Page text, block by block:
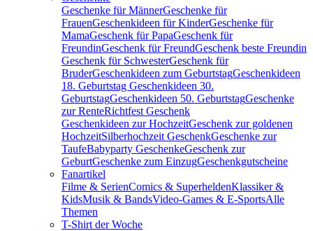
Geschenke für MännerGeschenke für
FrauenGeschenkideen für KinderGeschenke für
MamaGeschenk für PapaGeschenk für
FreundinGeschenk für FreundGeschenk beste Freundin
Geschenk für SchwesterGeschenk für
BruderGeschenkideen zum GeburtstagGeschenkideen
18. Geburtstag Geschenkideen 30.
GeburtstagGeschenkideen 50. GeburtstagGeschenke
zur RenteRichtfest Geschenk
Geschenkideen zur HochzeitGeschenk zur goldenen
HochzeitSilberhochzeit GeschenkGeschenke zur
TaufeBabyparty GeschenkeGeschenk zur
GeburtGeschenke zum EinzugGeschenkgutscheine
Fanartikel
Filme & SerienComics & SuperheldenKlassiker &
KidsMusik & BandsVideo-Games & E-SportsAlle
Themen
T-Shirt der Woche